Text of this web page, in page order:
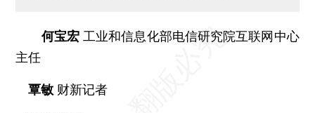
何宝宏 工业和信息化部电信研究院互联网中心
主任
覃敏 财新记者